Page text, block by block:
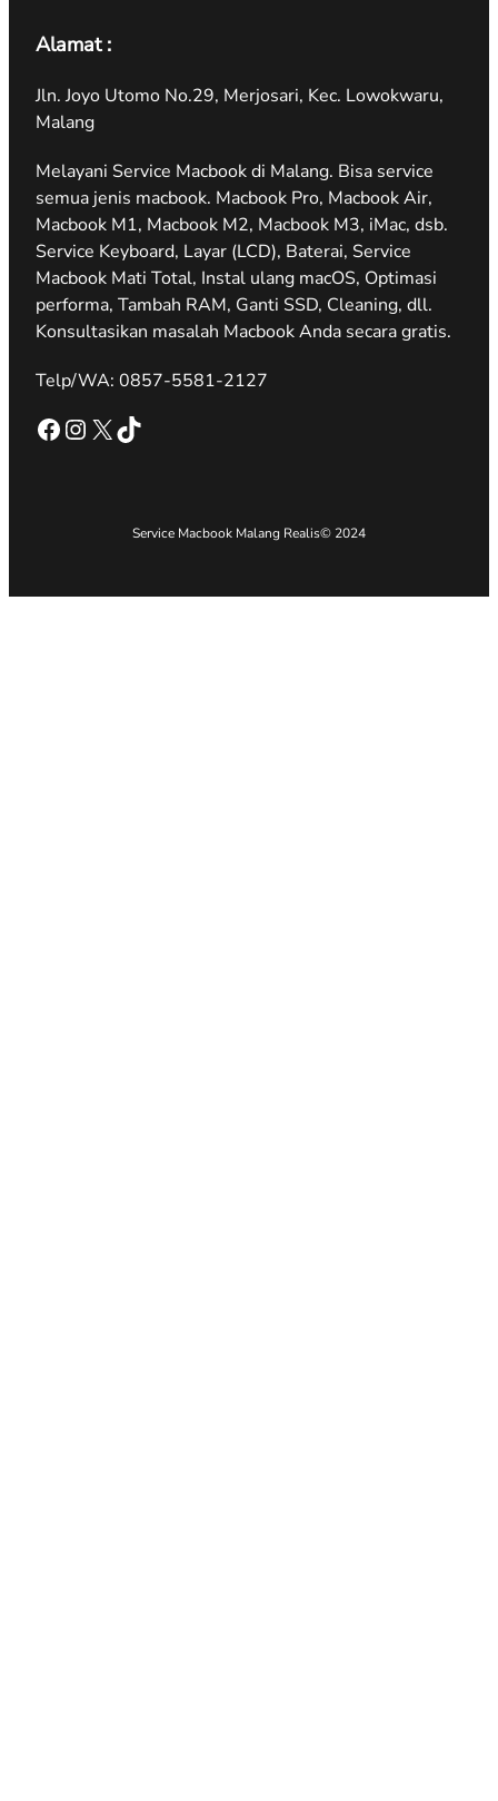
Alamat :
Jln. Joyo Utomo No.29, Merjosari, Kec. Lowokwaru,
Malang
Melayani Service Macbook di Malang. Bisa service
semua jenis macbook. Macbook Pro, Macbook Air,
Macbook M1, Macbook M2, Macbook M3, iMac, dsb.
Service Keyboard, Layar (LCD), Baterai, Service
Macbook Mati Total, Instal ulang macOS, Optimasi
performa, Tambah RAM, Ganti SSD, Cleaning, dll.
Konsultasikan masalah Macbook Anda secara gratis.
Telp/WA: 0857-5581-2127
Facebook Instagram X TikTok
Service Macbook Malang Realis© 2024